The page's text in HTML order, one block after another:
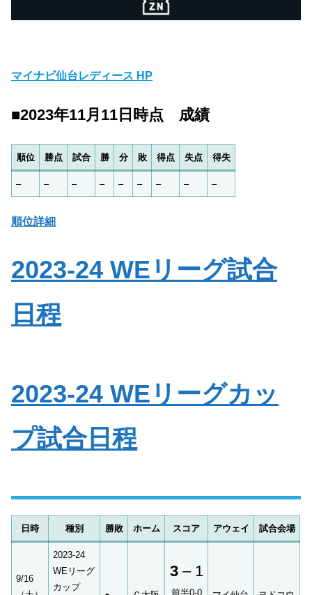
マイナビ仙台レディース HP
■2023年11月11日時点 成績
順位 勝点 試合 勝 分 敗 得点 失点 得失
– – – – – – – – –
順位詳細
2023-24 WEリーグ試合
日程
2023-24 WEリーグカッ
プ試合日程
日時 種別 勝敗 ホーム スコア アウェイ 試合会場
9/16
2023-24
WEリーグ
カップ
3– 1
前半0-0